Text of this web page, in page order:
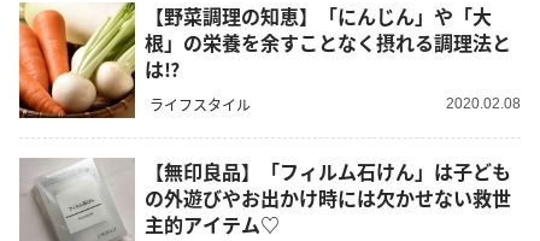
【野菜調理の知恵】「にんじん」や「大
根」の栄養を余すことなく摂れる調理法と
は⁉
ライフスタイル 2020.02.08
【無印良品】「フィルム石けん」は子ども
の外遊びやお出かけ時には欠かせない救世
主的アイテム♡